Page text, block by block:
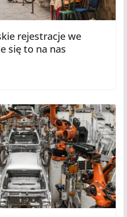
rejestracje we
się to na nas